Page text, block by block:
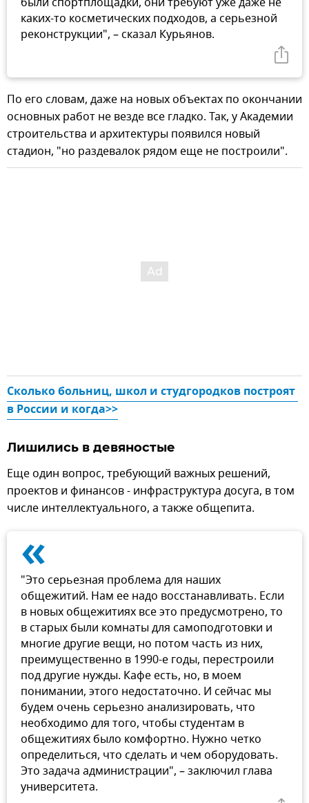
каких-то косметических подходов, а серьезной
реконструкции", – сказал Курьянов.
По его словам, даже на новых объектах по окончании
основных работ не везде все гладко. Так, у Академии
строительства и архитектуры появился новый
стадион, "но раздевалок рядом еще не построили".
Сколько больниц, школ и студгородков построят
в России и когда>>
Лишились в девяностые
Еще один вопрос, требующий важных решений,
проектов и финансов - инфраструктура досуга, в том
числе интеллектуального, а также общепита.
«
"Это серьезная проблема для наших
общежитий. Нам ее надо восстанавливать. Если
в новых общежитиях все это предусмотрено, то
в старых были комнаты для самоподготовки и
многие другие вещи, но потом часть из них,
преимущественно в 1990-е годы, перестроили
под другие нужды. Кафе есть, но, в моем
понимании, этого недостаточно. И сейчас мы
будем очень серьезно анализировать, что
необходимо для того, чтобы студентам в
общежитиях было комфортно. Нужно четко
определиться, что сделать и чем оборудовать.
Это задача администрации", – заключил глава
университета.